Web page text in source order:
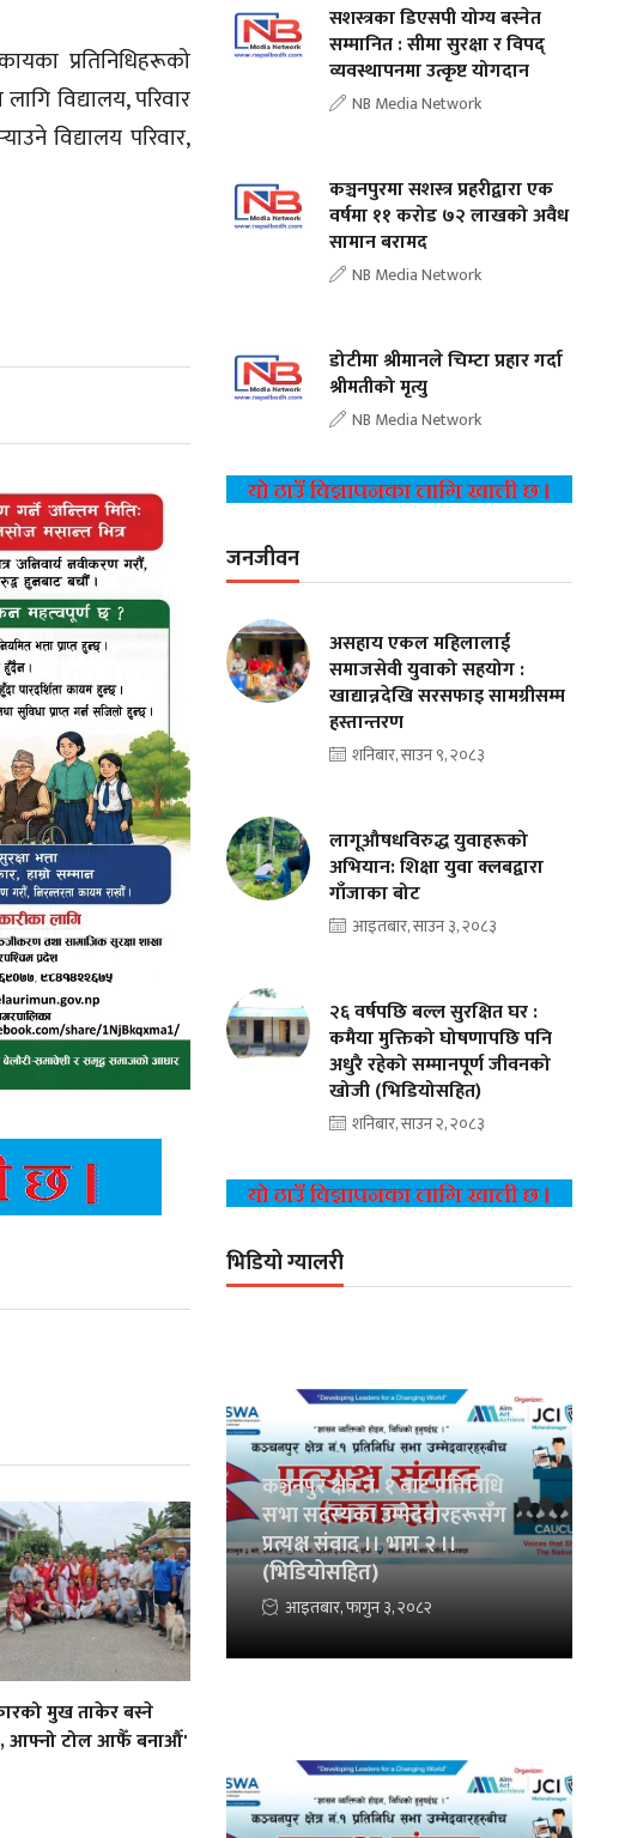
प्रतिनिधिहरूको
विद्यालय, परिवार
विद्यालय परिवार,
मुख ताकेर बस्ने
आफ्नो टोल आफैँ बनाऔँ'
सशस्त्रका डिएसपी योग्य बस्नेत
सम्मानित : सीमा सुरक्षा र विपद्
व्यवस्थापनमा उत्कृष्ट योगदान
NB Media Network
कञ्चनपुरमा सशस्त्र प्रहरीद्वारा एक
वर्षमा ११ करोड ७२ लाखको अवैध
सामान बरामद
NB Media Network
डोटीमा श्रीमानले चिम्टा प्रहार गर्दा
श्रीमतीको मृत्यु
NB Media Network
जनजीवन
असहाय एकल महिलालाई
समाजसेवी युवाको सहयोग :
खाद्यान्नदेखि सरसफाइ सामग्रीसम्म
हस्तान्तरण
शनिबार, साउन ९, २०८३
लागूऔषधविरुद्ध युवाहरूको
अभियान: शिक्षा युवा क्लबद्वारा
गाँजाका बोट
आइतबार, साउन ३, २०८३
२६ वर्षपछि बल्ल सुरक्षित घर :
कमैया मुक्तिको घोषणापछि पनि
अधुरै रहेको सम्मानपूर्ण जीवनको
खोजी (भिडियोसहित)
शनिबार, साउन २, २०८३
भिडियो ग्यालरी
कञ्चनपुर क्षेत्र नं. १ बाट प्रतिनिधि
सभा सदस्यका उम्मेदवारहरूसँग
प्रत्यक्ष संवाद ।। भाग २ ।।
(भिडियोसहित)
आइतबार, फागुन ३, २०८२